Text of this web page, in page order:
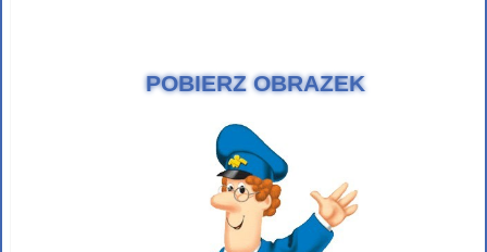
POBIERZ OBRAZEK